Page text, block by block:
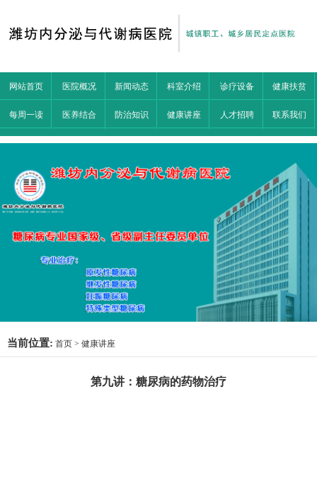
网站首页 医院概况 新闻动态 科室介绍 诊疗设备 健康扶贫
每周一读 医养结合 防治知识 健康讲座 人才招聘 联系我们
当前位置: 首页 > 健康讲座
第九讲：糖尿病的药物治疗